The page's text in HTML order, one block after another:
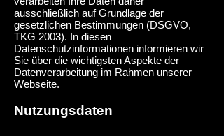
ausschließlich auf Grundlage der
gesetzlichen Bestimmungen (DSGVO,
TKG 2003). In diesen
Datenschutzinformationen informieren wir
Sie über die wichtigsten Aspekte der
Datenverarbeitung im Rahmen unserer
Webseite.
Nutzungsdaten